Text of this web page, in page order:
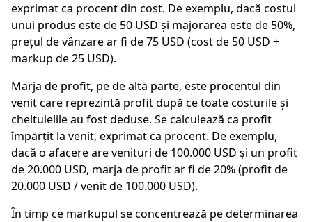
exprimat ca procent din cost. De exemplu, dacă costul
unui produs este de 50 USD și majorarea este de 50%,
prețul de vânzare ar fi de 75 USD (cost de 50 USD +
markup de 25 USD).
Marja de profit, pe de altă parte, este procentul din
venit care reprezintă profit după ce toate costurile și
cheltuielile au fost deduse. Se calculează ca profit
împărțit la venit, exprimat ca procent. De exemplu,
dacă o afacere are venituri de 100.000 USD și un profit
de 20.000 USD, marja de profit ar fi de 20% (profit de
20.000 USD / venit de 100.000 USD).
În timp ce markupul se concentrează pe determinarea